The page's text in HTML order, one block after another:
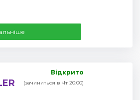
Відкрито
(зачиниться в Чт 20:00)